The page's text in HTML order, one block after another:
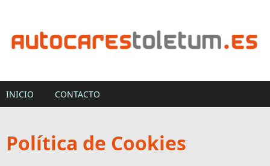
INICIO CONTACTO
Política de Cookies